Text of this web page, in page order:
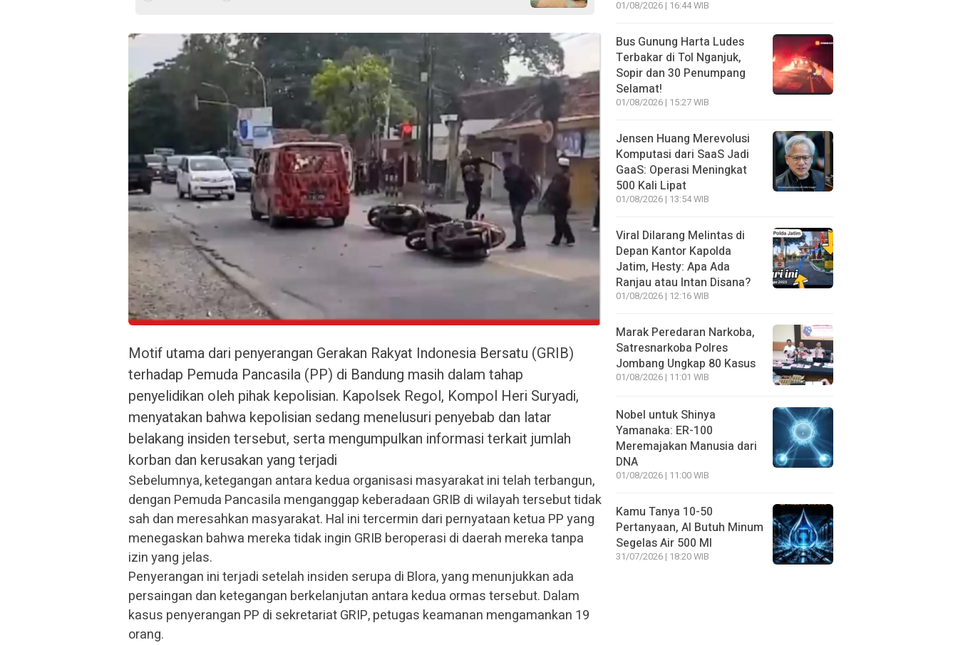
Motif utama dari penyerangan Gerakan Rakyat Indonesia Bersatu (GRIB)
terhadap Pemuda Pancasila (PP) di Bandung masih dalam tahap
penyelidikan oleh pihak kepolisian. Kapolsek Regol, Kompol Heri Suryadi,
menyatakan bahwa kepolisian sedang menelusuri penyebab dan latar
belakang insiden tersebut, serta mengumpulkan informasi terkait jumlah
korban dan kerusakan yang terjadi
Sebelumnya, ketegangan antara kedua organisasi masyarakat ini telah terbangun,
dengan Pemuda Pancasila menganggap keberadaan GRIB di wilayah tersebut tidak
sah dan meresahkan masyarakat. Hal ini tercermin dari pernyataan ketua PP yang
menegaskan bahwa mereka tidak ingin GRIB beroperasi di daerah mereka tanpa
izin yang jelas.
Penyerangan ini terjadi setelah insiden serupa di Blora, yang menunjukkan ada
persaingan dan ketegangan berkelanjutan antara kedua ormas tersebut. Dalam
kasus penyerangan PP di sekretariat GRIP, petugas keamanan mengamankan 19
orang.
01/08/2026 | 16:44 WIB
Bus Gunung Harta Ludes
Terbakar di Tol Nganjuk,
Sopir dan 30 Penumpang
Selamat!
01/08/2026 | 15:27 WIB
Jensen Huang Merevolusi
Komputasi dari SaaS Jadi
GaaS: Operasi Meningkat
500 Kali Lipat
01/08/2026 | 13:54 WIB
Viral Dilarang Melintas di
Depan Kantor Kapolda
Jatim, Hesty: Apa Ada
Ranjau atau Intan Disana?
01/08/2026 | 12:16 WIB
Marak Peredaran Narkoba,
Satresnarkoba Polres
Jombang Ungkap 80 Kasus
01/08/2026 | 11:01 WIB
Nobel untuk Shinya
Yamanaka: ER-100
Meremajakan Manusia dari
DNA
01/08/2026 | 11:00 WIB
Kamu Tanya 10-50
Pertanyaan, AI Butuh Minum
Segelas Air 500 Ml
31/07/2026 | 18:20 WIB